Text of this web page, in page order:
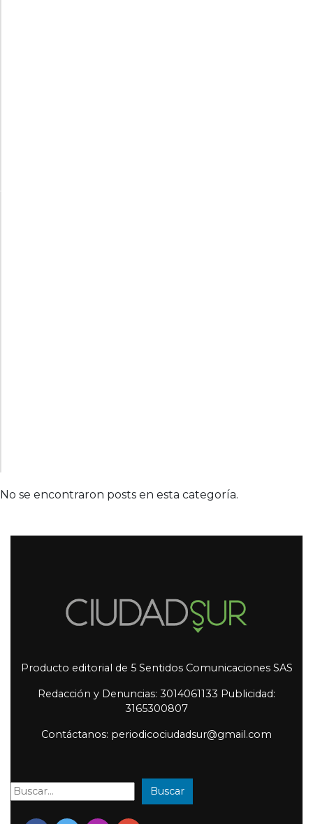
No se encontraron posts en esta categoría.
Producto editorial de 5 Sentidos Comunicaciones SAS
Redacción y Denuncias: 3014061133 Publicidad:
3165300807
Contáctanos: periodicociudadsur@gmail.com
Buscar: Buscar